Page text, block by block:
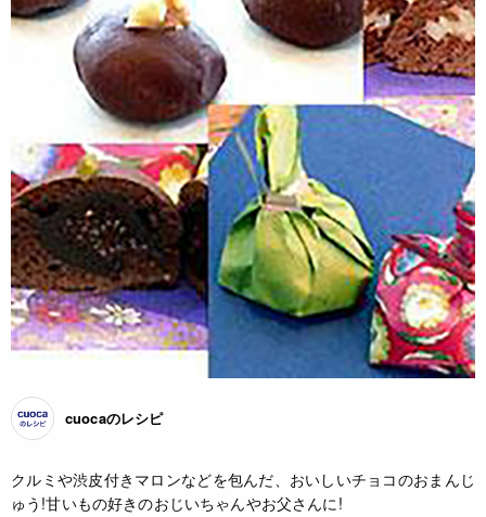
cuocaのレシピ
クルミや渋皮付きマロンなどを包んだ、おいしいチョコのおまんじ
ゅう!甘いもの好きのおじいちゃんやお父さんに!